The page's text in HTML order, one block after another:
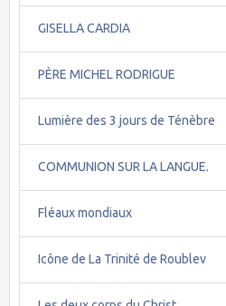
GISELLA CARDIA
PÈRE MICHEL RODRIGUE
Lumière des 3 jours de Ténèbre
COMMUNION SUR LA LANGUE.
Fléaux mondiaux
Icône de La Trinité de Roublev